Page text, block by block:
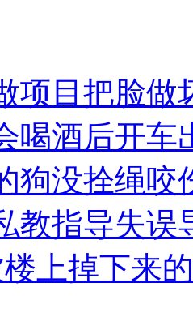
项目把脸做
喝酒后开
狗没拴绳
教指导失
上掉下来